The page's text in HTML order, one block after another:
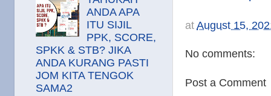
at August 15,
No comments:
Post a Comment
ANDA APA
ITU SIJIL
PPK, SCORE,
SPKK & STB? JIKA
ANDA KURANG PASTI
JOM KITA TENGOK
SAMA2